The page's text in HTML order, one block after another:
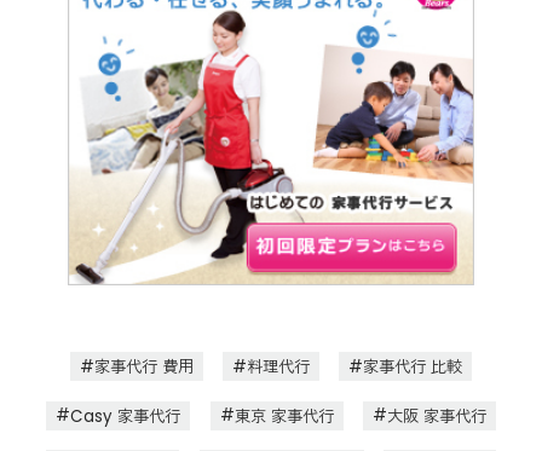
家事代行 費用 料理代行 家事代行 比較
Casy 家事代行 東京 家事代行 大阪 家事代行